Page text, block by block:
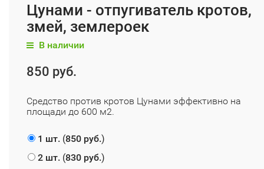
Цунами - отпугиватель кротов,
змей, землероек
В наличии
850 руб.
Средство против кротов Цунами эффективно на
площади до 600 м2.
1 шт. (850 руб.)
2 шт. (830 руб.)